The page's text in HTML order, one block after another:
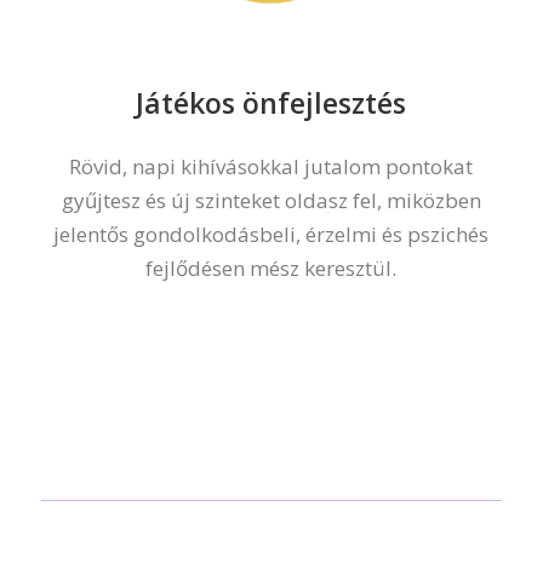
Játékos önfejlesztés
Rövid, napi kihívásokkal jutalom pontokat
gyűjtesz és új szinteket oldasz fel, miközben
jelentős gondolkodásbeli, érzelmi és pszichés
fejlődésen mész keresztül.